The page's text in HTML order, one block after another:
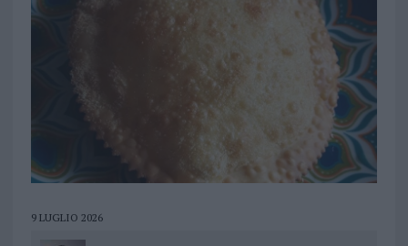
9 LUGLIO 2026